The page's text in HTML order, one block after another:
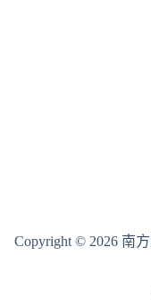
Copyright © 2026 南